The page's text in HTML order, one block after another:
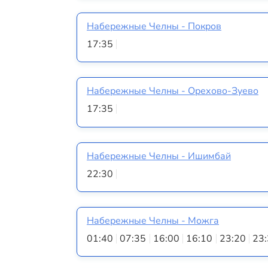
Набережные Челны - Покров
17:35
Набережные Челны - Орехово-Зуево
17:35
Набережные Челны - Ишимбай
22:30
Набережные Челны - Можга
01:40 07:35 16:00 16:10 23:20